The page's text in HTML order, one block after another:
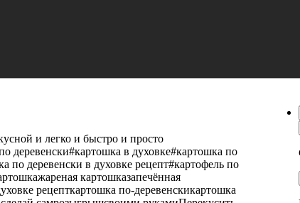
и легко и быстро и просто
деревенски#картошка в духовке#картошка по
по деревенски в духовке рецепт#картофель по
картошказапечённая
рецепткартошка по-деревенскикартошка